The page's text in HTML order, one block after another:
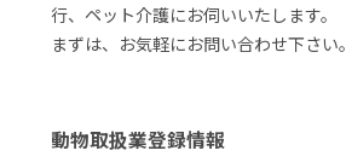
行、ペット介護にお伺いいたします。
まずは、お気軽にお問い合わせ下さい。
動物取扱業登録情報